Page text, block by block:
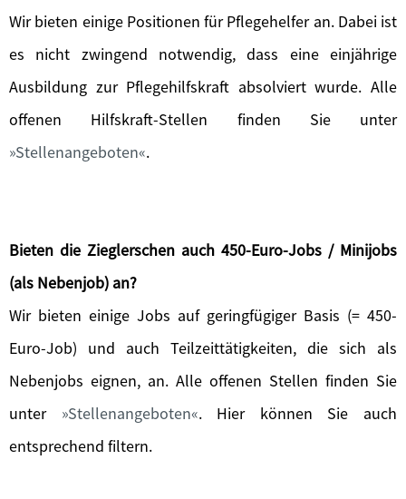
Wir bieten einige Positionen für Pflegehelfer an. Dabei ist
es nicht zwingend notwendig, dass eine einjährige
Ausbildung zur Pflegehilfskraft absolviert wurde. Alle
offenen Hilfskraft-Stellen finden Sie unter
Stellenangeboten .
Bieten die Zieglerschen auch 450-Euro-Jobs / Minijobs
(als Nebenjob) an?
Wir bieten einige Jobs auf geringfügiger Basis (= 450-
Euro-Job) und auch Teilzeittätigkeiten, die sich als
Nebenjobs eignen, an. Alle offenen Stellen finden Sie
unter
Stellenangeboten . Hier können Sie auch
entsprechend filtern.